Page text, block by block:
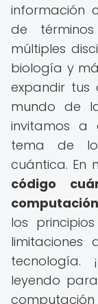
información
de
múltiples
biología y
expandir tus
mundo de
invitamos a
tema de
cuántica. En
código
los
limitaciones
tecnología.
leyendo
computación